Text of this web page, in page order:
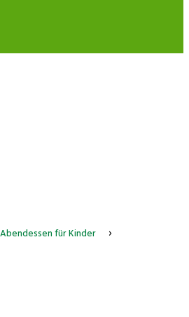
Abendessen für Kinder
›